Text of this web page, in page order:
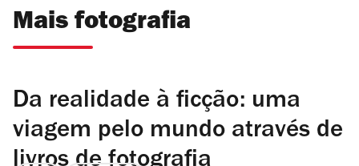
Mais fotografia
Da realidade à ficção: uma
viagem pelo mundo através de